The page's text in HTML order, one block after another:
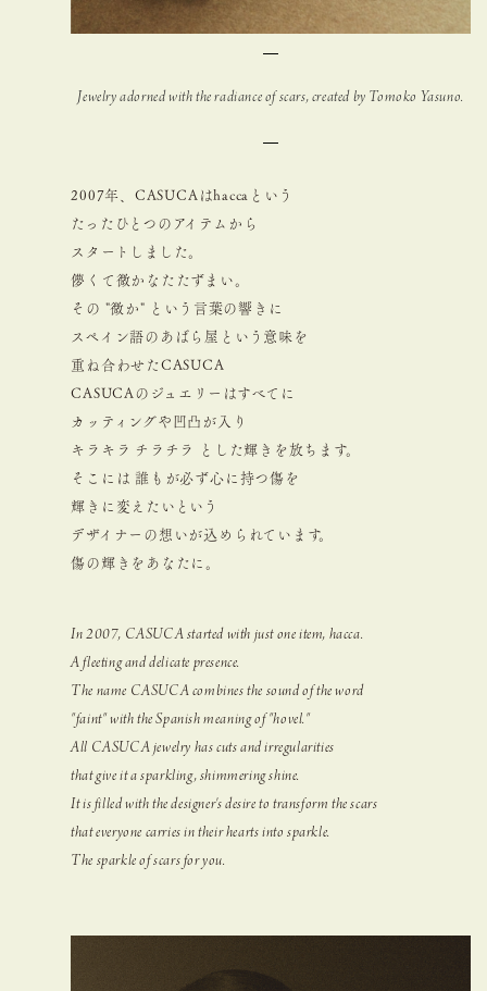
Jewelry adorned with the radiance of scars, created by Tomoko Yasuno.
2007年、CASUCAはhaccaという
たったひとつのアイテムから
スタートしました。
儚くて微かなたたずまい。
その "微か" という言葉の響きに
スペイン語のあばら屋という意味を
重ね合わせたCASUCA
CASUCAのジュエリーはすべてに
カッティングや凹凸が入り
キラキラ チラチラ とした輝きを放ちます。
そこには 誰もが必ず心に持つ傷を
輝きに変えたいという
デザイナーの想いが込められています。
傷の輝きをあなたに。
In 2007, CASUCA started with just one item, hacca.
A fleeting and delicate presence.
The name CASUCA combines the sound of the word
"faint" with the Spanish meaning of "hovel."
All CASUCA jewelry has cuts and irregularities
that give it a sparkling, shimmering shine.
It is filled with the designer's desire to transform the scars
that everyone carries in their hearts into sparkle.
The sparkle of scars for you.